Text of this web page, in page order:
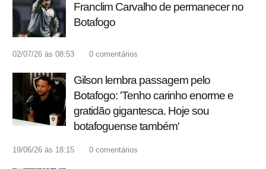
Franclim Carvalho de permanecer no
Botafogo
02/07/26 às 08:53 0 comentários
Gilson lembra passagem pelo
Botafogo: 'Tenho carinho enorme e
gratidão gigantesca. Hoje sou
botafoguense também'
19/06/26 às 18:15 0 comentários